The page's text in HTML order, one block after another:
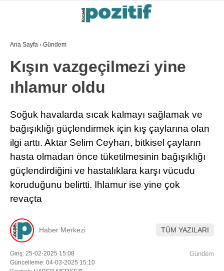
Ana Sayfa › Gündem
Kışın vazgeçilmezi yine
ıhlamur oldu
Soğuk havalarda sıcak kalmayı sağlamak ve
bağışıklığı güçlendirmek için kış çaylarına olan
ilgi arttı. Aktar Selim Ceyhan, bitkisel çayların
hasta olmadan önce tüketilmesinin bağışıklığı
güçlendirdiğini ve hastalıklara karşı vücudu
koruduğunu belirtti. Ihlamur ise yine çok
revaçta
Haber Merkezi TÜM YAZILARI
Giriş: 25-02-2025 15:08
Güncelleme: 04-03-2025 15:10
Gündem